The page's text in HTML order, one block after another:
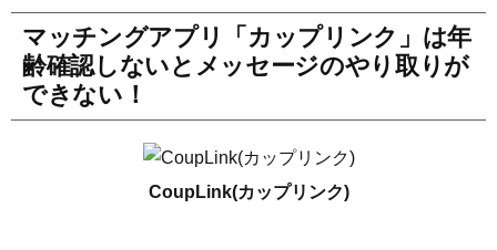
マッチングアプリ「カップリンク」は年
齢確認しないとメッセージのやり取りが
できない！
CoupLink(カップリンク)